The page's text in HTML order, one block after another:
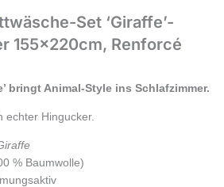
Set ‘Giraffe’-
155x220cm, Renforcé
bringt Animal-Style ins Schlafzimmer.
echter Hingucker.
% Baumwolle)